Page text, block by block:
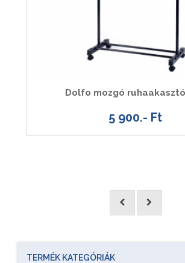
Dolfo mozgó
5 900.- Ft
TERMÉK KATEGÓRIÁK